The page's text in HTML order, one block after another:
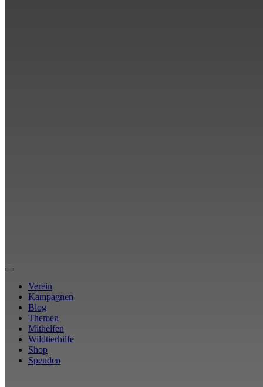
Verein
Kampagnen
Blog
Themen
Mithelfen
Wildtierhilfe
Shop
Spenden